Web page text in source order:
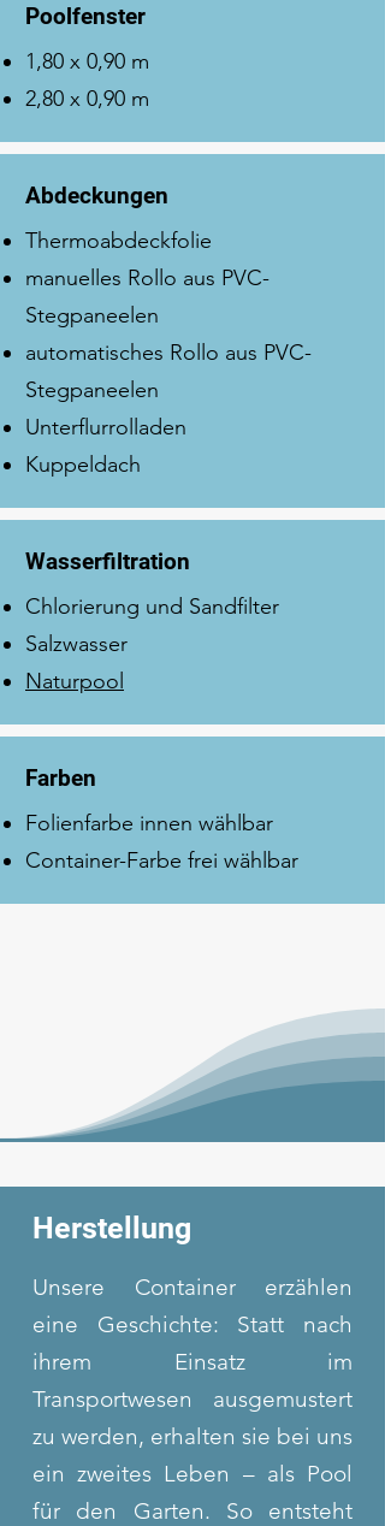
Poolfenster
1,80 x 0,90 m
2,80 x 0,90 m
Abdeckungen
Thermoabdeckfolie
manuelles Rollo aus PVC-
Stegpaneelen
automatisches Rollo aus PVC-
Stegpaneelen
Unterflurrolladen
Kuppeldach
Wasserfiltration
Chlorierung und Sandfilter
Salzwasser
Naturpool
Farben
Folienfarbe innen wählbar
Container-Farbe frei wählbar
Herstellung
Unsere Container erzählen
eine Geschichte: Statt nach
ihrem Einsatz im
Transportwesen ausgemustert
zu werden, erhalten sie bei uns
ein zweites Leben – als Pool
für den Garten. So entsteht